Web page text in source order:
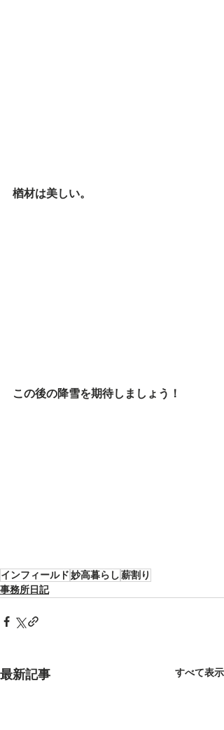
楢材は美しい。
この後の降雪を期待しましょう！
インフィールド妙高暮らし薪割り
事務所日記
最新記事 すべて表示